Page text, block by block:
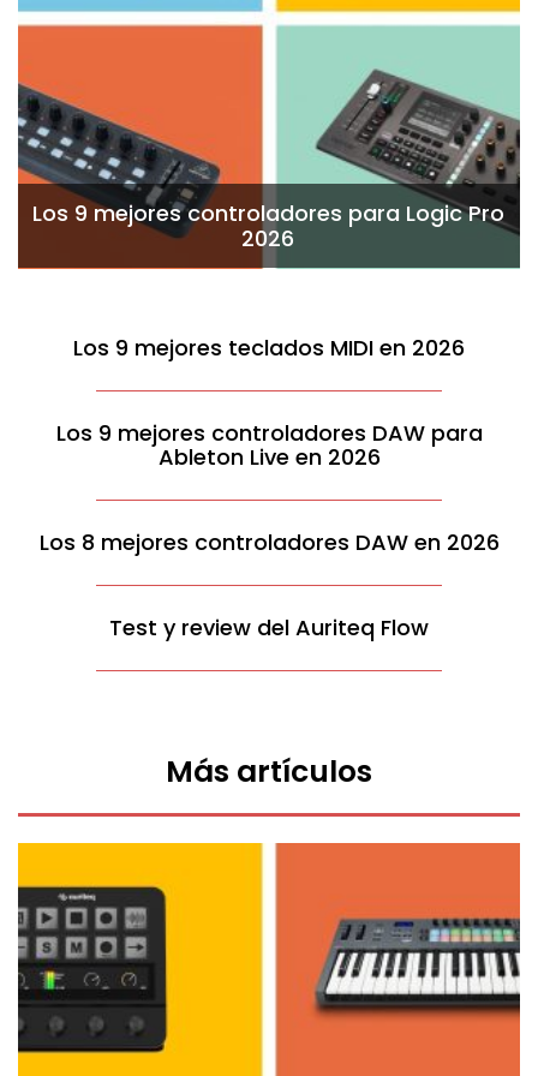
Los 9 mejores controladores para Logic Pro
2026
Los 9 mejores teclados MIDI en 2026
Los 9 mejores controladores DAW para
Ableton Live en 2026
Los 8 mejores controladores DAW en 2026
Test y review del Auriteq Flow
Más artículos